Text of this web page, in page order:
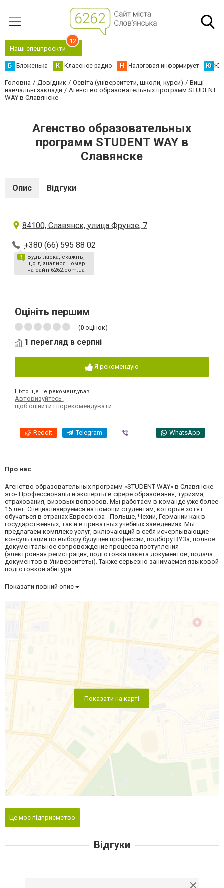
Наші спецпроєкти
12
Б Бложенька К Классное радио Н Налоговая информирует Ю
Головна Довідник Освіта (університети, школи, курси)
Вищі
навчальні заклади
Агенство образовательных программ STUDENT
WAY в Славянске
Агенство образовательных
программ STUDENT WAY в
Славянске
Опис Відгуки
84100, Славянск, улица Фрунзе, 7
+380 (66) 595 88 02
Будь ласка, скажіть,
що дізналися номер
на сайті 6262.com.ua
Оцініть першим
(0 оцінок)
1 перегляд в серпні
Я рекомендую
Ніхто ще не рекомендував
Авторизуйтесь
щоб оцінити і порекомендувати
Reddit Telegram WhatsApp
Про нас
Агенство образовательных программ «STUDENT WAY» в Славянске
это- Профессионалы и эксперты в сфере образования, туризма,
страхования, визовых вопросов. Мы работаем в команде уже более
15 лет. Специализируемся на помощи студентам, которые хотят
обучаться в странах Евросоюза - Польше, Чехии, Германии как в
государственных, так и в приватных учебных заведениях. Мы
предлагаем комплекс услуг, включающий в себя исчерпывающие
консультации по выбору будущей профессии, подбору ВУЗа, полное
документальное сопровождение процесса поступления
(электронная регистрация, подготовка пакета документов, подача
документов в Университеты). Также серьезно занимаемся языковой
подготовкой абитури...
Показати повний опис
Показати на карті
Це моє підприємство
Відгуки